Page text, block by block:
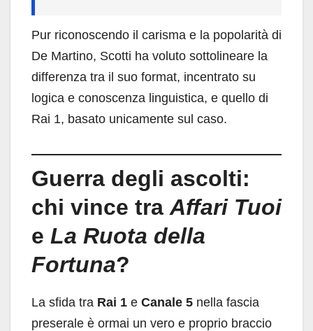
Pur riconoscendo il carisma e la popolarità di
De Martino, Scotti ha voluto sottolineare la
differenza tra il suo format, incentrato su
logica e conoscenza linguistica, e quello di
Rai 1, basato unicamente sul caso.
Guerra degli ascolti:
chi vince tra Affari Tuoi
e La Ruota della
Fortuna?
La sfida tra Rai 1 e Canale 5 nella fascia
preserale è ormai un vero e proprio braccio